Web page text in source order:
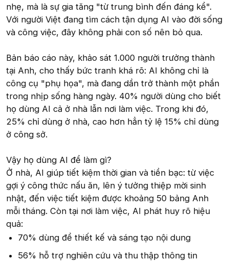
nhẹ, mà là sự gia tăng "từ trung bình đến đáng kể".
Với người Việt đang tìm cách tận dụng AI vào đời sống
và công việc, đây không phải con số nên bỏ qua.
Bản báo cáo này, khảo sát 1.000 người trưởng thành
tại Anh, cho thấy bức tranh khá rõ: AI không chỉ là
công cụ "phụ họa", mà đang dần trở thành một phần
trong nhịp sống hàng ngày. 40% người dùng cho biết
họ dùng AI cả ở nhà lẫn nơi làm việc. Trong khi đó,
25% chỉ dùng ở nhà, cao hơn hẳn tỷ lệ 15% chỉ dùng
ở công sở.
Vậy họ dùng AI để làm gì?
Ở nhà, AI giúp tiết kiệm thời gian và tiền bạc: từ việc
gợi ý công thức nấu ăn, lên ý tưởng thiệp mời sinh
nhật, đến việc tiết kiệm được khoảng 50 bảng Anh
mỗi tháng. Còn tại nơi làm việc, AI phát huy rõ hiệu
quả:
70% dùng để thiết kế và sáng tạo nội dung
56% hỗ trợ nghiên cứu và thu thập thông tin